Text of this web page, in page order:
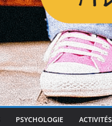
PSYCHOLOGIE ACTIVITÉS